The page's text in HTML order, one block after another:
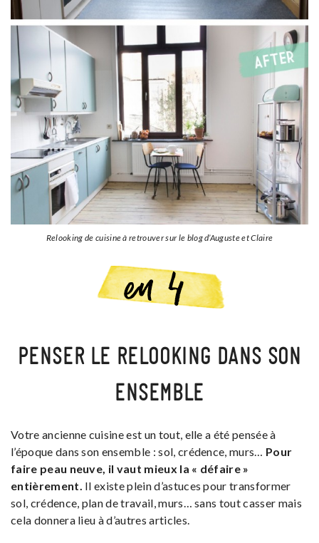
Relooking de cuisine à retrouver sur le blog d’Auguste et Claire
PENSER LE RELOOKING DANS SON
ENSEMBLE
Votre ancienne cuisine est un tout, elle a été pensée à
l’époque dans son ensemble : sol, crédence, murs… Pour
faire peau neuve, il vaut mieux la « défaire »
entièrement. Il existe plein d’astuces pour transformer
sol, crédence, plan de travail, murs… sans tout casser mais
cela donnera lieu à d’autres articles.